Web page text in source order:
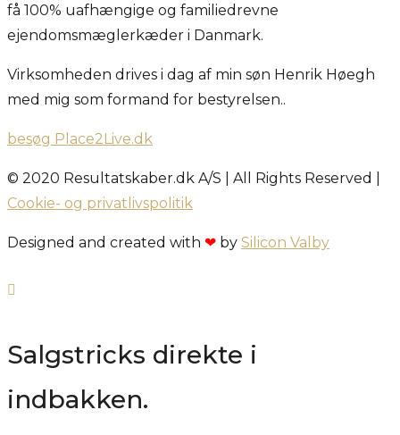
få 100% uafhængige og familiedrevne
ejendomsmæglerkæder i Danmark.
Virksomheden drives i dag af min søn Henrik Høegh
med mig som formand for bestyrelsen..
besøg Place2Live.dk
© 2020 Resultatskaber.dk A/S | All Rights Reserved |
Cookie- og privatlivspolitik
Designed and created with ❤ by Silicon Valby
Salgstricks direkte i
indbakken.